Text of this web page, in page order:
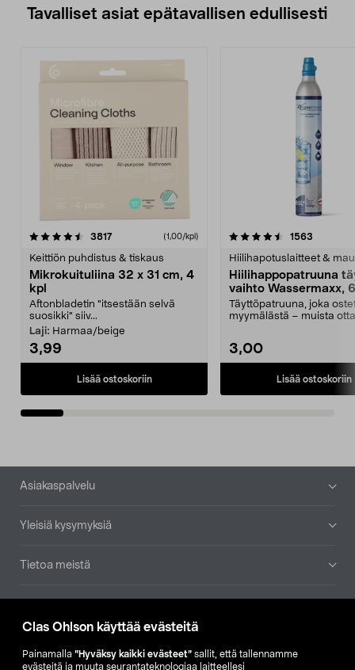
Clas Ohlson käyttää evästeitä
Painamalla ”Hyväksy kaikki evästeet” sallit, että tallennamme
evästeitä ja muuta seurantateknologiaa laitteellesi
Tavalliset asiat epätavallisen edullisesti
3817arvostelut (1,00/kpl)
Keittiön puhdistus & tiskaus
Mikrokuituliina 32 x 31 cm, 4
kpl
Aftonbladetin "itsestään selvä
suosikki" siiv...
Laji: Harmaa/beige
3,99
Lisää ostoskoriin
4.5viidestä
1563
Hiilihapotuslaitteet &
Hiilihappopatruuna
vaihto Wassermaxx,
Täyttöpatruuna, joka
myymälästä – muista
3,00
Lisää ostoskoriin
4.5viidestä
Alatunniste
Asiakaspalvelu
Yleisiä kysymyksiä
Tietoa meistä